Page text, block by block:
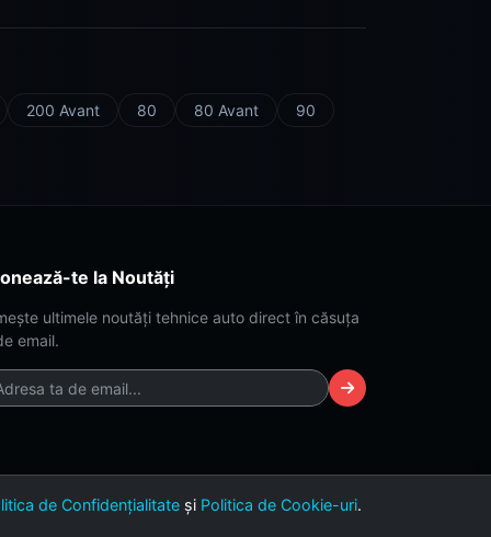
200 Avant 80 80 Avant 90
te la Noutăți
ultimele noutăți tehnice auto direct în căsuța
email.
Versiunea 2.4 (Build Dark-Lime)
de Confidențialitate și Politica de Cookie-uri.